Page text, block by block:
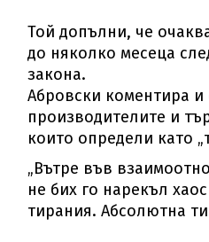
Той допълни, че
до няколко месеца
закона.
Абровски коментира
производителите и
които определи като
„Вътре във
не бих го нарекъл
тирания. Абсолютна